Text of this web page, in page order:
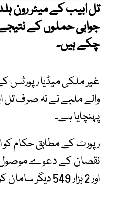
تل ابیب کے میئر رون
جوابی حملوں کے نتیجے
چکے ہیں۔
غیر ملکی میڈیا رپورٹس
والے ملبے نے نہ صرف تل
پہنچایا ہے۔
اور 2 ہزار 549 دیگر سامان کو پہنچنے والے نقصانات شامل ہیں۔